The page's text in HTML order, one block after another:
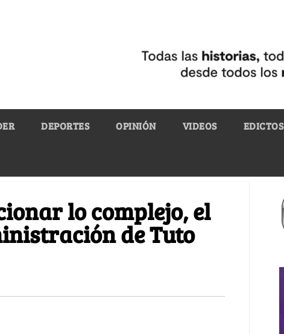
DEPORTES OPINIÓN VIDEOS EDICTOS
lo complejo, el
de Tuto